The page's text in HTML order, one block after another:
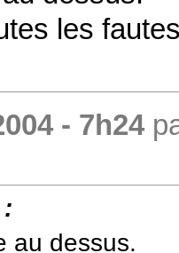
les
- 7h24
au dessus.